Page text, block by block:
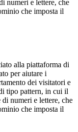
numeri e lettere, che
che imposta il
alla piattaforma di
per aiutare i
dei visitatori e
tipo pattern, in cui il
di numeri e lettere, che
che imposta il